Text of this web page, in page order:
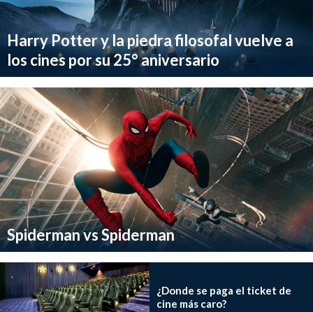
Harry Potter y la piedra filosofal vuelve a
los cines por su 25° aniversario
Spiderman vs Spiderman
¿Donde se paga el ticket de
cine más caro?